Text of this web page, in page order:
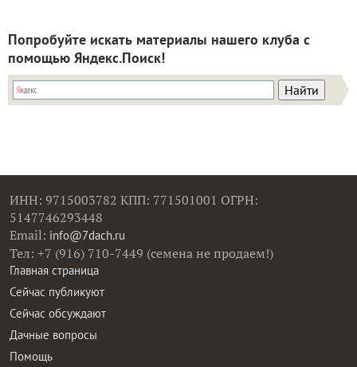
Попробуйте искать материалы нашего клуба с
помощью Яндекс.Поиск!
ИНН: 9715003782 КПП: 771501001 ОГРН:
5147746293448
Email: info@7dach.ru
Тел: +7 (916) 710-7449 (семена не продаем!)
Главная страница
Сейчас публикуют
Сейчас обсуждают
Дачные вопросы
Помощь